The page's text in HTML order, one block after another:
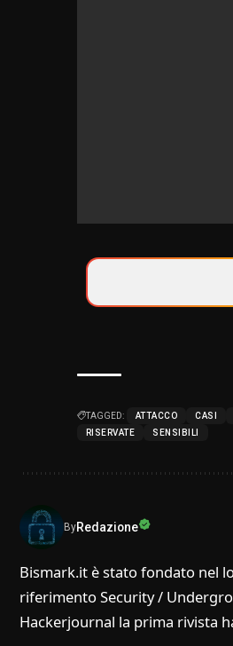
TAGGED: ATTACCO CASI
RISERVATE
SENSIBILI
ByRedazione
Bismark.it è stato fondato nel
riferimento Security /
Hackerjournal la prima rivista